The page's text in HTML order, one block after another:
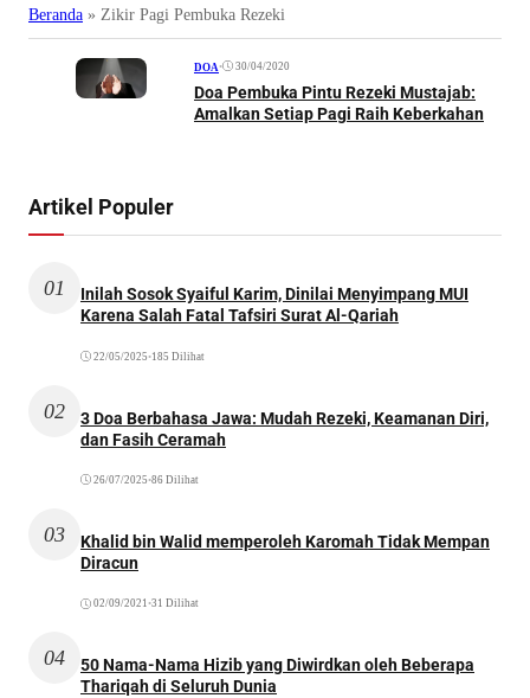
Beranda » Zikir Pagi Pembuka Rezeki
DOA • 30/04/2020
Doa Pembuka Pintu Rezeki Mustajab:
Amalkan Setiap Pagi Raih Keberkahan
Artikel Populer
01
Inilah Sosok Syaiful Karim, Dinilai Menyimpang MUI
Karena Salah Fatal Tafsiri Surat Al-Qariah
22/05/2025 •185 Dilihat
02
3 Doa Berbahasa Jawa: Mudah Rezeki, Keamanan Diri,
dan Fasih Ceramah
26/07/2025 •86 Dilihat
03
Khalid bin Walid memperoleh Karomah Tidak Mempan
Diracun
02/09/2021 •31 Dilihat
04
50 Nama-Nama Hizib yang Diwirdkan oleh Beberapa
Thariqah di Seluruh Dunia